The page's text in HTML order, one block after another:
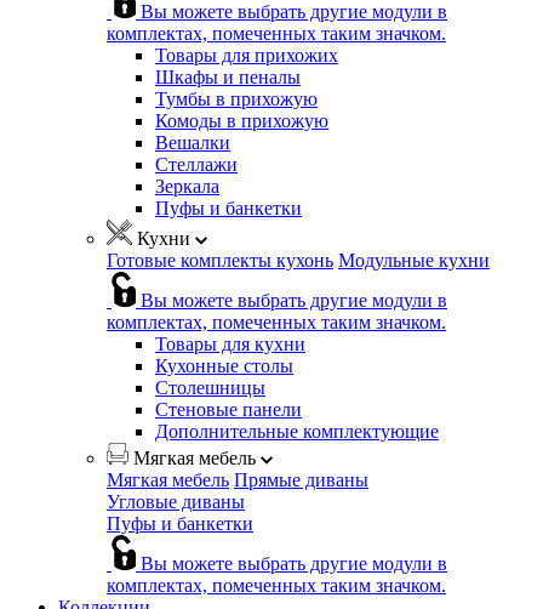
Вы можете выбрать другие модули в
комплектах, помеченных таким значком.
Товары для прихожих
Шкафы и пеналы
Тумбы в прихожую
Комоды в прихожую
Вешалки
Стеллажи
Зеркала
Пуфы и банкетки
Кухни
Готовые комплекты кухонь Модульные кухни
Вы можете выбрать другие модули в
комплектах, помеченных таким значком.
Товары для кухни
Кухонные столы
Столешницы
Стеновые панели
Дополнительные комплектующие
Мягкая мебель
Мягкая мебель Прямые диваны
Угловые диваны
Пуфы и банкетки
Вы можете выбрать другие модули в
комплектах, помеченных таким значком.